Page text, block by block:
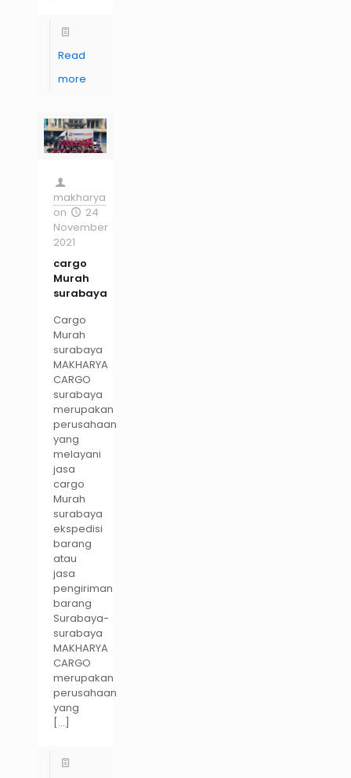
Read
more
makharya
on
24
November
2021
cargo
Murah
surabaya
Cargo
Murah
surabaya
MAKHARYA
CARGO
surabaya
merupakan
perusahaan
yang
melayani
jasa
cargo
Murah
surabaya
ekspedisi
barang
atau
jasa
pengiriman
barang
Surabaya-
surabaya
MAKHARYA
CARGO
merupakan
perusahaan
yang
[…]